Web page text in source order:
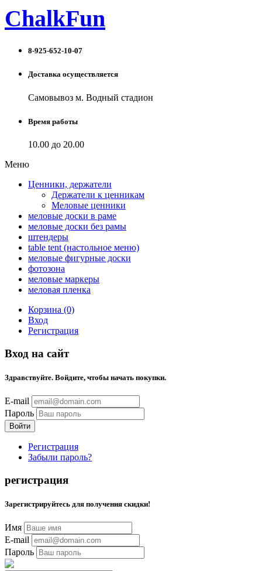
ChalkFun
8-925-652-10-07
Доставка осуществляется
Самовывоз м. Водный стадион
Время работы
10.00 до 20.00
Меню
Ценники, держатели
Держатели к ценникам
Меловые ценники
меловые доски в раме
меловые доски без рамы
штендеры
table tent (настольное меню)
меловые фигурные доски
фотозона
меловые маркеры
меловая пленка
Корзина (0)
Вход
Регистрация
Вход на сайт
Здравствуйте. Войдите, чтобы начать покупки.
E-mail
Пароль
Регистрация
Забыли пароль?
регистрация
Зарегистрируйтесь для получения скидки!
Имя
E-mail
Пароль